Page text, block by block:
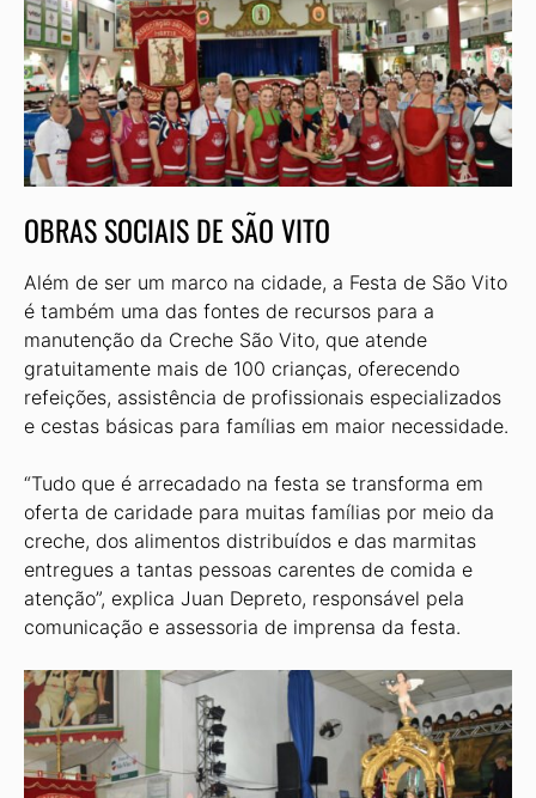
OBRAS SOCIAIS DE SÃO VITO
Além de ser um marco na cidade, a Festa de São Vito
é também uma das fontes de recursos para a
manutenção da Creche São Vito, que atende
gratuitamente mais de 100 crianças, oferecendo
refeições, assistência de profissionais especializados
e cestas básicas para famílias em maior necessidade.
“Tudo que é arrecadado na festa se transforma em
oferta de caridade para muitas famílias por meio da
creche, dos alimentos distribuídos e das marmitas
entregues a tantas pessoas carentes de comida e
atenção”, explica Juan Depreto, responsável pela
comunicação e assessoria de imprensa da festa.